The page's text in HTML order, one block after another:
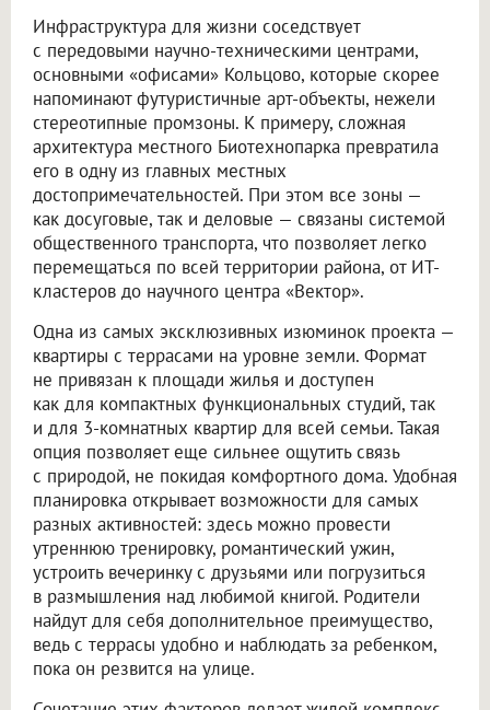
Инфраструктура для жизни соседствует
с передовыми научно-техническими центрами,
основными «офисами» Кольцово, которые скорее
напоминают футуристичные арт-объекты, нежели
стереотипные промзоны. К примеру, сложная
архитектура местного Биотехнопарка превратила
его в одну из главных местных
достопримечательностей. При этом все зоны —
как досуговые, так и деловые — связаны системой
общественного транспорта, что позволяет легко
перемещаться по всей территории района, от ИТ-
кластеров до научного центра «Вектор».
Одна из самых эксклюзивных изюминок проекта —
квартиры с террасами на уровне земли. Формат
не привязан к площади жилья и доступен
как для компактных функциональных студий, так
и для 3-комнатных квартир для всей семьи. Такая
опция позволяет еще сильнее ощутить связь
с природой, не покидая комфортного дома. Удобная
планировка открывает возможности для самых
разных активностей: здесь можно провести
утреннюю тренировку, романтический ужин,
устроить вечеринку с друзьями или погрузиться
в размышления над любимой книгой. Родители
найдут для себя дополнительное преимущество,
ведь с террасы удобно и наблюдать за ребенком,
пока он резвится на улице.